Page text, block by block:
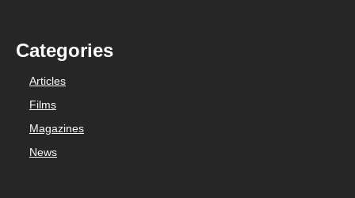
Categories
Articles
Films
Magazines
News